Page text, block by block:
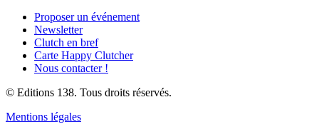
Proposer un événement
Newsletter
Clutch en bref
Carte Happy Clutcher
Nous contacter !
© Editions 138. Tous droits réservés.
Mentions légales